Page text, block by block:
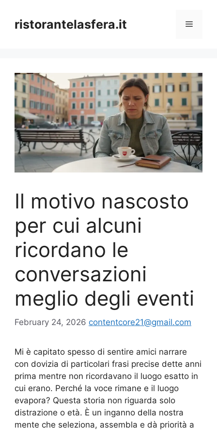
contentristorantelasfera.it Menu
Il motivo nascosto
per cui alcuni
ricordano le
conversazioni
meglio degli eventi
February 24, 2026 contentcore21@gmail.com
Mi è capitato spesso di sentire amici narrare
con dovizia di particolari frasi precise dette anni
prima mentre non ricordavano il luogo esatto in
cui erano. Perché la voce rimane e il luogo
evapora? Questa storia non riguarda solo
distrazione o età. È un inganno della nostra
mente che seleziona, assembla e dà priorità a